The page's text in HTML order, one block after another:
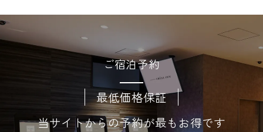
ご宿泊予約
最低価格保証
当サイトからの予約が最もお得です